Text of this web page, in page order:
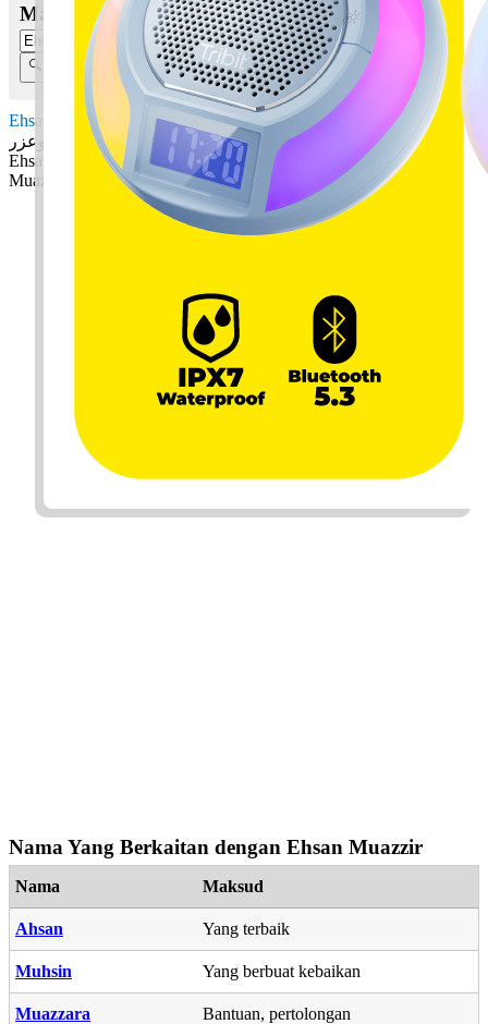
Masukkan Nama:
Ehsan Muazzir
احسن موعزر
Ehsan: Kehebatan
Muazzir: Penolong, penyokong
Nama Yang Berkaitan dengan Ehsan Muazzir
Nama Maksud
Ahsan Yang terbaik
Muhsin Yang berbuat kebaikan
Muazzara Bantuan, pertolongan